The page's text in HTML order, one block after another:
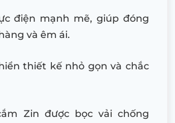
điện mạnh mẽ, giúp đóng
và êm ái.
thiết kế nhỏ gọn và chắc
Zin được bọc vải chống